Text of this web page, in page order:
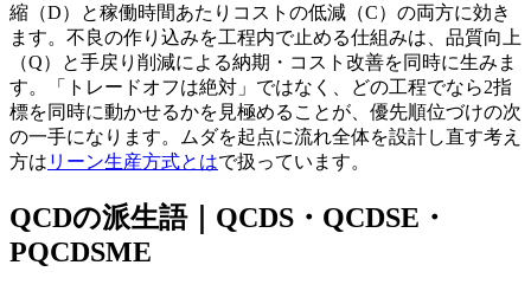
縮（D）と稼働時間あたりコストの低減（C）の両方に効き
ます。不良の作り込みを工程内で止める仕組みは、品質向上
（Q）と手戻り削減による納期・コスト改善を同時に生みま
す。「トレードオフは絶対」ではなく、どの工程でなら2指
標を同時に動かせるかを見極めることが、優先順位づけの次
の一手になります。ムダを起点に流れ全体を設計し直す考え
方は リーン生産方式とはで扱っています。
QCDの派生語｜QCDS・QCDSE・
PQCDSME